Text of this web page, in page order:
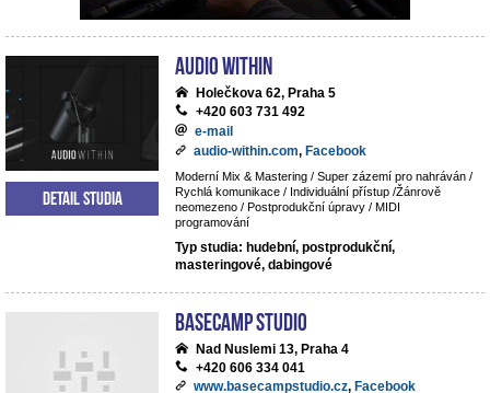
Audio Within
Holečkova 62, Praha 5
+420 603 731 492
e-mail
audio-within.com, Facebook
Moderní Mix & Mastering / Super zázemí pro nahráván /
Rychlá komunikace / Individuální přístup /Žánrově
neomezeno / Postprodukční úpravy / MIDI
programování
Typ studia: hudební, postprodukční,
masteringové, dabingové
Detail studia
BaseCamp studio
Nad Nuslemi 13, Praha 4
+420 606 334 041
www.basecampstudio.cz, Facebook